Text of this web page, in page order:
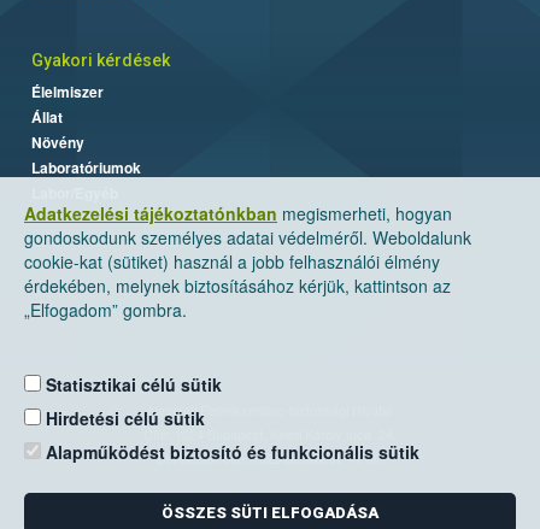
Adatkezelési tájékoztatónkban megismerheti, hogyan
gondoskodunk személyes adatai védelméről. Weboldalunk
cookie-kat (sütiket) használ a jobb felhasználói élmény
érdekében, melynek biztosításához kérjük, kattintson az
„Elfogadom” gombra.
Statisztikai célú sütik
Hirdetési célú sütik
Alapműködést biztosító és funkcionális sütik
ÖSSZES SÜTI ELFOGADÁSA
Gyakori kérdések
Élelmiszer
Állat
Növény
Laboratóriumok
Nemzeti Élelmiszerlánc-biztonsági Hivatal
Levelezési cím: 1525 Budapest. Pf. 30.
E-mail:ugyfelszolgalat@nebih.gov.hu